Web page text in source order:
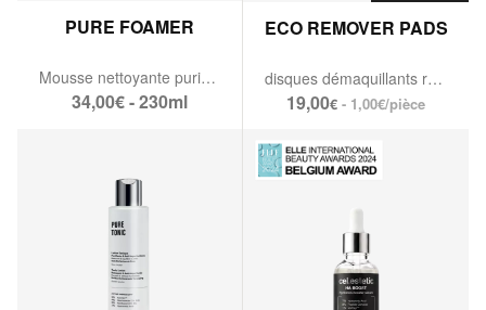
PURE FOAMER
Mousse nettoyante purifiante
34,00€ - 230ml
ECO REMOVER PADS
disques démaquillants réutilisables.
19,00€ - 1,00€/pièce